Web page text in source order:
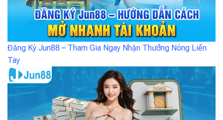
Đăng Ký Jun88 – Tham Gia Ngay Nhận Thưởng Nóng Liền
Tay